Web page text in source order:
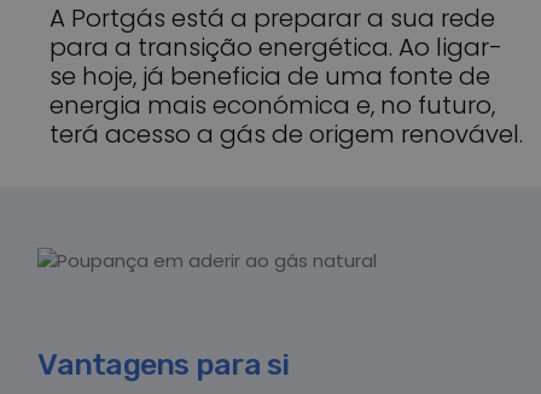
A Portgás está a preparar a sua rede
para a transição energética. Ao ligar-
se hoje, já beneficia de uma fonte de
energia mais económica e, no futuro,
terá acesso a gás de origem renovável.
Vantagens para si